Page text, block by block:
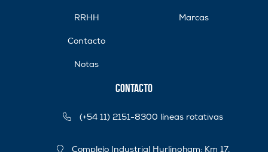
RRHH
Contacto
Notas
Marcas
Contacto
(+54 11) 2151-8300 líneas rotativas
Complejo Industrial Hurlingham: Km 17,